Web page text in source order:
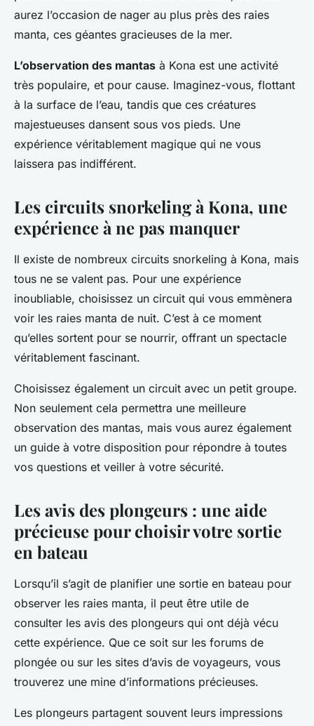
aurez l’occasion de nager au plus près des raies
manta, ces géantes gracieuses de la mer.
L’observation des mantas à Kona est une activité
très populaire, et pour cause. Imaginez-vous, flottant
à la surface de l’eau, tandis que ces créatures
majestueuses dansent sous vos pieds. Une
expérience véritablement magique qui ne vous
laissera pas indifférent.
Les circuits snorkeling à Kona, une
expérience à ne pas manquer
Il existe de nombreux circuits snorkeling à Kona, mais
tous ne se valent pas. Pour une expérience
inoubliable, choisissez un circuit qui vous emmènera
voir les raies manta de nuit. C’est à ce moment
qu’elles sortent pour se nourrir, offrant un spectacle
véritablement fascinant.
Choisissez également un circuit avec un petit groupe.
Non seulement cela permettra une meilleure
observation des mantas, mais vous aurez également
un guide à votre disposition pour répondre à toutes
vos questions et veiller à votre sécurité.
Les avis des plongeurs : une aide
précieuse pour choisir votre sortie
en bateau
Lorsqu’il s’agit de planifier une sortie en bateau pour
observer les raies manta, il peut être utile de
consulter les avis des plongeurs qui ont déjà vécu
cette expérience. Que ce soit sur les forums de
plongée ou sur les sites d’avis de voyageurs, vous
trouverez une mine d’informations précieuses.
Les plongeurs partagent souvent leurs impressions